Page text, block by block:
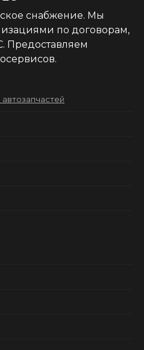
снабжение. Мы
по договорам,
Предоставляем